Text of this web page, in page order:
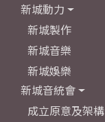
新城動力
新城製作
新城音樂
新城娛樂
新城音統會
成立原意及架構